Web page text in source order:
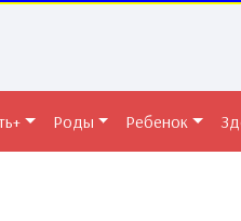
Роды Ребенок